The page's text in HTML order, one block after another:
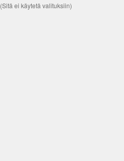
(Sitä ei käytetä valituksiin)